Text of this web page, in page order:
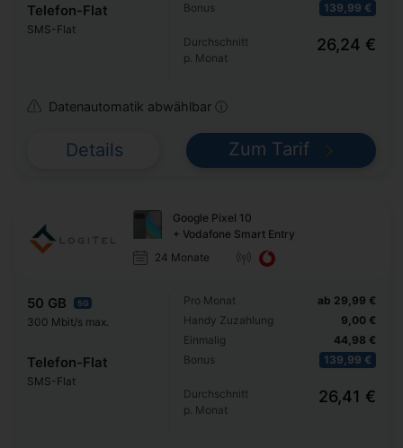
Telefon-Flat
SMS-Flat
Bonus
139,99 €
Durchschnitt
p. Monat
26,24 €
Datenautomatik abwählbar ⓘ
Details Zum Tarif
Google Pixel 10
+ Vodafone Smart Entry
24 Monate
50 GB 5G
300 Mbit/s max.
Telefon-Flat
SMS-Flat
Pro Monat
Handy Zuzahlung
Einmalig
Bonus
ab 29,99 €
9,00 €
44,98 €
139,99 €
Durchschnitt
p. Monat
26,41 €